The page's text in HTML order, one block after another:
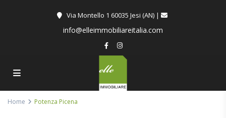
Via Montello 1 60035 Jesi (AN) |
info@elleimmobiliareitalia.com
Home Potenza Picena